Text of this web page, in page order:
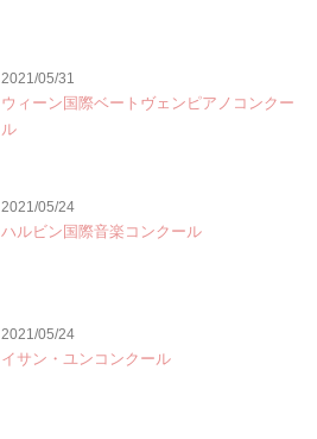
2021/05/31
ウィーン国際ベートヴェンピアノコンクー
ル
2021/05/24
ハルビン国際音楽コンクール
2021/05/24
イサン・ユンコンクール